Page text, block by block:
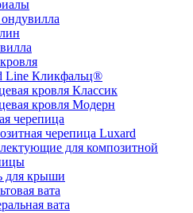
Line Кликфальц®
кровля Классик
кровля Модерн
черепица
черепица Luxard
для композитной
для крыши
вата
вата